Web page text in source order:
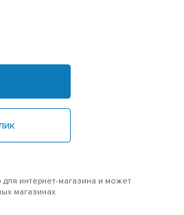
для интернет-магазина и может
магазинах